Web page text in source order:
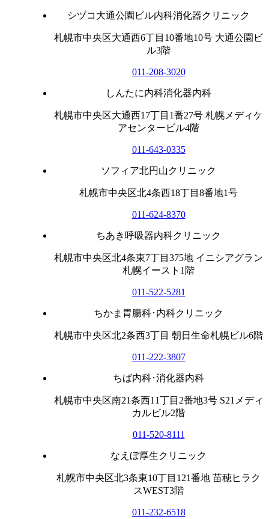
シヅコ大通公園ビル内科消化器クリニック
札幌市中央区大通西6丁目10番地10号 大通公園ビ
ル3階
011-208-3020
しんたに内科消化器内科
札幌市中央区大通西17丁目1番27号 札幌メディケ
アセンタービル4階
011-643-0335
ソフィア北円山クリニック
札幌市中央区北4条西18丁目8番地1号
011-624-8370
ちあき呼吸器内科クリニック
札幌市中央区北4条東7丁目375地 イニシアグラン
札幌イースト1階
011-522-5281
ちかま胃腸科･内科クリニック
札幌市中央区北2条西3丁目 朝日生命札幌ビル6階
011-222-3807
ちば内科･消化器内科
札幌市中央区南21条西11丁目2番地3号 S21メディ
カルビル2階
011-520-8111
なえぼ厚生クリニック
札幌市中央区北3条東10丁目121番地 苗穂ヒラク
スWEST3階
011-232-6518